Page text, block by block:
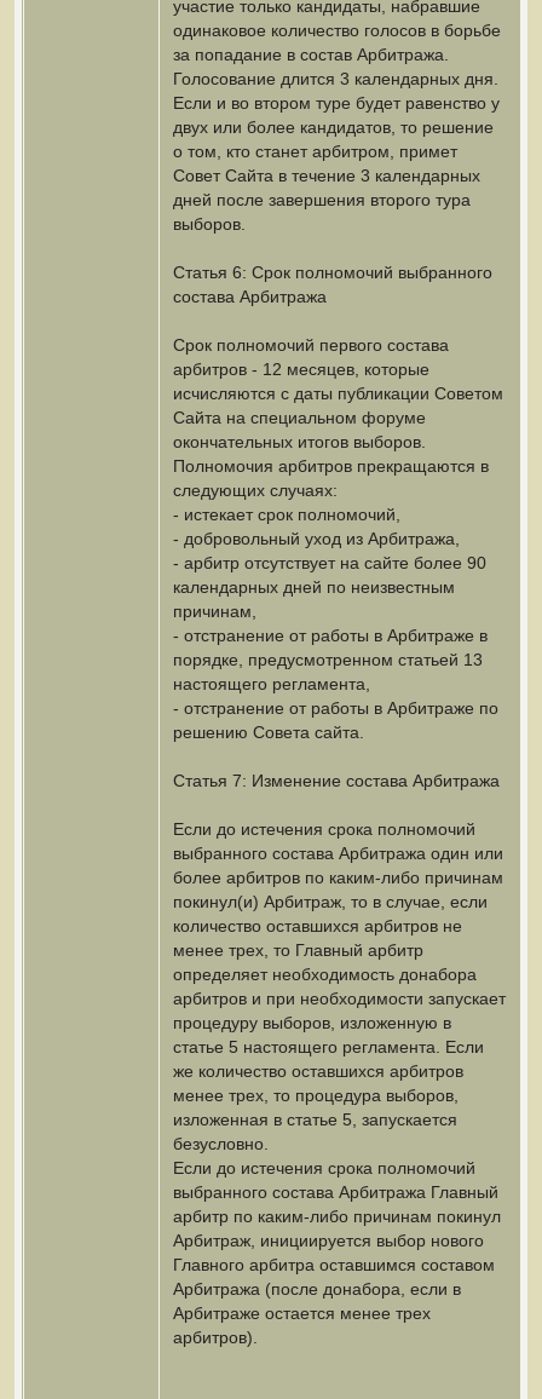
участие только кандидаты, набравшие
одинаковое количество голосов в борьбе
за попадание в состав Арбитража.
Голосование длится 3 календарных дня.
Если и во втором туре будет равенство у
двух или более кандидатов, то решение
о том, кто станет арбитром, примет
Совет Сайта в течение 3 календарных
дней после завершения второго тура
выборов.
Статья 6: Срок полномочий выбранного
состава Арбитража
Срок полномочий первого состава
арбитров - 12 месяцев, которые
исчисляются с даты публикации Советом
Сайта на специальном форуме
окончательных итогов выборов.
Полномочия арбитров прекращаются в
следующих случаях:
- истекает срок полномочий,
- добровольный уход из Арбитража,
- арбитр отсутствует на сайте более 90
календарных дней по неизвестным
причинам,
- отстранение от работы в Арбитраже в
порядке, предусмотренном статьей 13
настоящего регламента,
- отстранение от работы в Арбитраже по
решению Совета сайта.
Статья 7: Изменение состава Арбитража
Если до истечения срока полномочий
выбранного состава Арбитража один или
более арбитров по каким-либо причинам
покинул(и) Арбитраж, то в случае, если
количество оставшихся арбитров не
менее трех, то Главный арбитр
определяет необходимость донабора
арбитров и при необходимости запускает
процедуру выборов, изложенную в
статье 5 настоящего регламента. Если
же количество оставшихся арбитров
менее трех, то процедура выборов,
изложенная в статье 5, запускается
безусловно.
Если до истечения срока полномочий
выбранного состава Арбитража Главный
арбитр по каким-либо причинам покинул
Арбитраж, инициируется выбор нового
Главного арбитра оставшимся составом
Арбитража (после донабора, если в
Арбитраже остается менее трех
арбитров).